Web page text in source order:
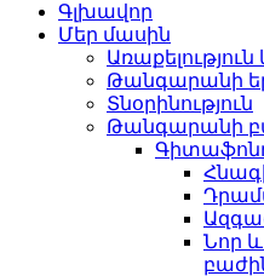
Գլխավոր
Մեր մասին
Թանգարանի
Տնօրինություն
Թանգարանի
Նոր